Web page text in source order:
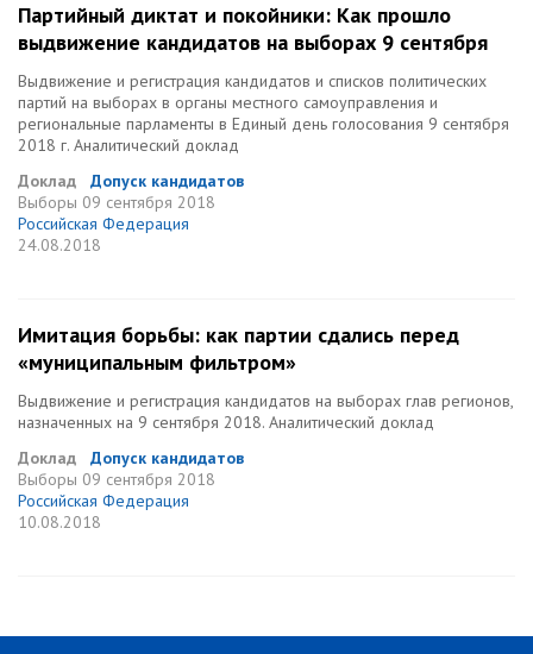
Партийный диктат и покойники: Как прошло
выдвижение кандидатов на выборах 9 сентября
Выдвижение и регистрация кандидатов и списков политических
партий на выборах в органы местного самоуправления и
региональные парламенты в Единый день голосования 9 сентября
2018 г. Аналитический доклад
Доклад
Допуск кандидатов
Выборы 09 сентября 2018
Российская Федерация
24.08.2018
Имитация борьбы: как партии сдались перед
«муниципальным фильтром»
Выдвижение и регистрация кандидатов на выборах глав регионов,
назначенных на 9 сентября 2018. Аналитический доклад
Доклад
Допуск кандидатов
Выборы 09 сентября 2018
Российская Федерация
10.08.2018